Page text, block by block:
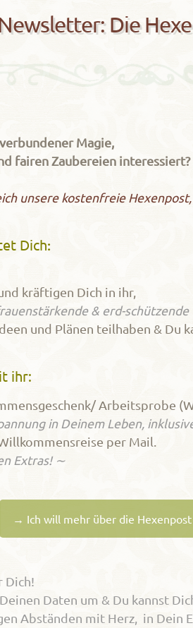
Die
Magie,
fairen Zaubereien interessiert?
unsere kostenfreie
Dich:
kräftigen Dich in ihr,
& erd-schützende
und Plänen teilhaben & Du
ihr:
Arbeitsprobe
in Deinem Leben,
per Mail.
Extras! ∼
→ Ich will mehr über die
Dich!
Daten um & Du kannst
Abständen mit Herz, in Dein